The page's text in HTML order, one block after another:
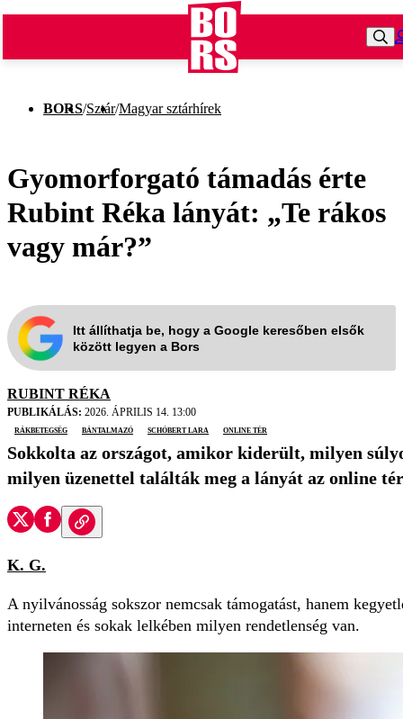
BORS/Sztár/Magyar sztárhírek
Gyomorforgató támadás érte
Rubint Réka lányát: „Te rákos
vagy már?”
Itt állíthatja be, hogy a Google keresőben elsők
között legyen a Bors
RUBINT RÉKA
PUBLIKÁLÁS: 2026. ÁPRILIS 14. 13:00
rákbetegség
bántalmazó Schóbert Lara online tér
Sokkolta az országot, amikor kiderült, milyen
milyen üzenettel találták meg a lányát az online
K. G.
A nyilvánosság sokszor nemcsak támogatást, hanem
interneten és sokak lelkében milyen rendetlenség van.